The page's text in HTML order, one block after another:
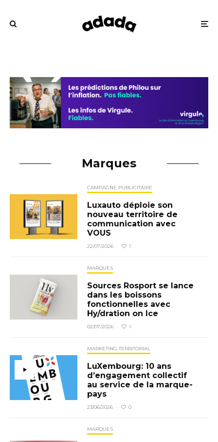
Marques
CAMPAGNE PUBLICITAIRE
Luxauto déploie son
nouveau territoire de
communication avec
VOUS
22/07/2026 · 1
MARQUES
Sources Rosport se lance
dans les boissons
fonctionnelles avec
Hy/dration on Ice
02/07/2026 · 1
MARKETING TERRITORIAL
LuXembourg: 10 ans
d’engagement collectif
au service de la marque-
pays
23/06/2026 · 0
MARQUES